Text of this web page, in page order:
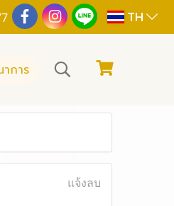
TH
การ
แจ้งลบ